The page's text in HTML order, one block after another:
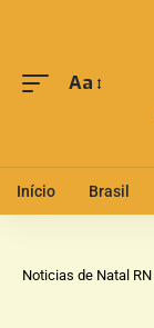
Aa
Início Brasil
Noticias de Natal RN